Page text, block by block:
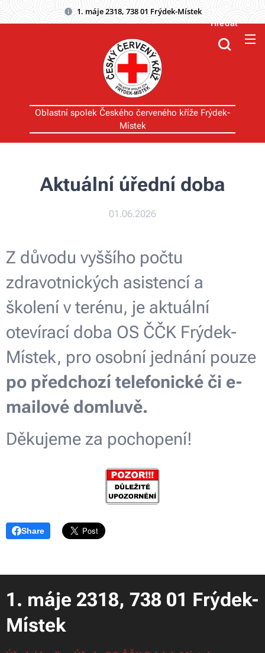
1. máje 2318, 738 01 Frýdek-Místek
Oblastní spolek Českého červeného kříže Frýdek-
Místek
Hledat
Aktuální úřední doba
01.06.2026
Z důvodu vyššího počtu
zdravotnických asistencí a
školení v terénu, je aktuální
otevírací doba OS ČČK Frýdek-
Místek, pro osobní jednání pouze
po předchozí telefonické či e-
mailové domluvě.
Děkujeme za pochopení!
Share
1. máje 2318, 738 01 Frýdek-
Místek